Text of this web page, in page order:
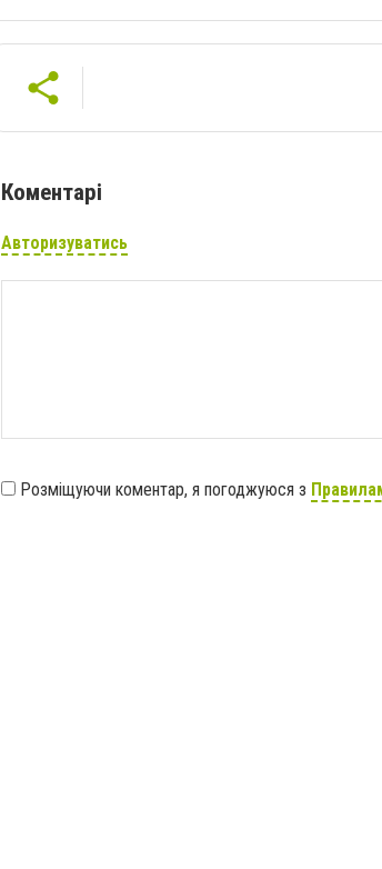
Коментарі
Авторизуватись
Розміщуючи коментар, я погоджуюся з